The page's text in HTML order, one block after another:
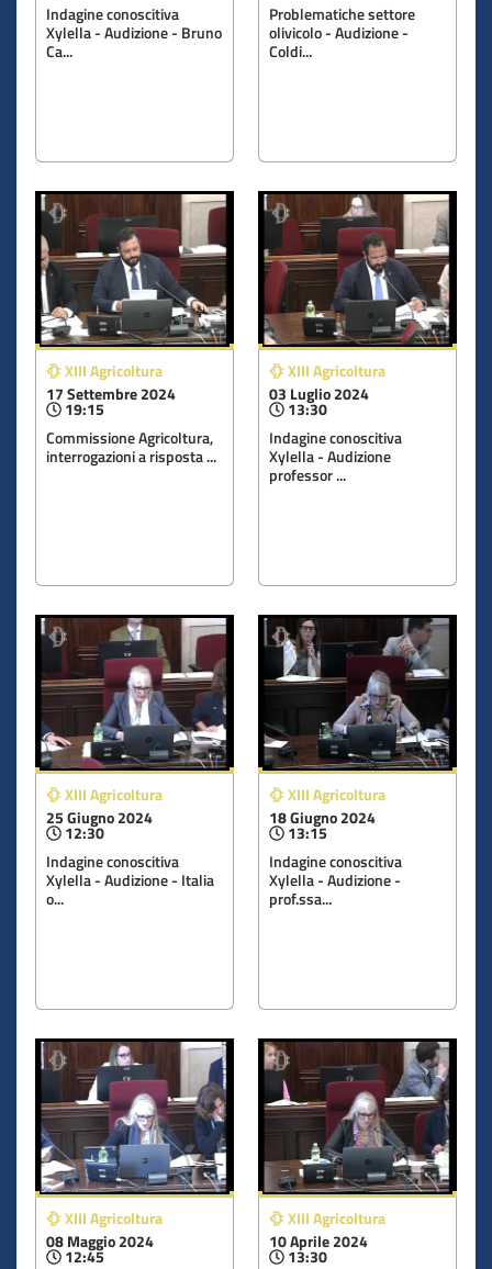
Indagine conoscitiva
Xylella - Audizione - Bruno
Ca...
Problematiche settore
olivicolo - Audizione -
Coldi...
XIII Agricoltura
17 Settembre 2024
19:15
Commissione Agricoltura,
interrogazioni a risposta ...
XIII Agricoltura
03 Luglio 2024
13:30
Indagine conoscitiva
Xylella - Audizione
professor ...
XIII Agricoltura
25 Giugno 2024
12:30
Indagine conoscitiva
Xylella - Audizione - Italia
o...
XIII Agricoltura
18 Giugno 2024
13:15
Indagine conoscitiva
Xylella - Audizione -
prof.ssa...
XIII Agricoltura
08 Maggio 2024
12:45
XIII Agricoltura
10 Aprile 2024
13:30